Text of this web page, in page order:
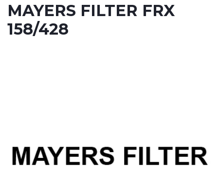
MAYERS FILTER FRX
158/428